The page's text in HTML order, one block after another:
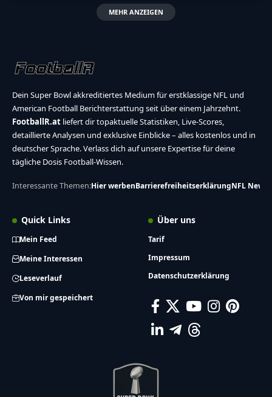
MEHR ANZEIGEN
Dein Super Bowl akkreditiertes Medium für erstklassige NFL und
American Football Berichterstattung seit über einem Jahrzehnt.
FootballR.at liefert dir topaktuelle Statistiken, Live-Scores,
detaillierte Analysen und exklusive Einblicke – alles kostenlos und in
deutscher Sprache. Verlass dich auf unsere Expertise für deine
tägliche Dosis Football-Wissen.
Interessante Themen:Hier werbenBarrierefreiheitserklärungNFL News
Quick Links
Mein Feed
Meine Interessen
Leseverlauf
Von mir gespeichert
Über uns
Tarif
Impressum
Datenschutzerklärung